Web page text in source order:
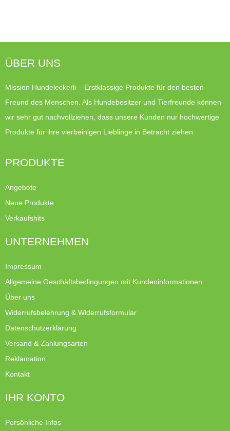
ÜBER UNS
Mission Hundeleckerli – Erstklassige Produkte für den besten
Freund des Menschen. Als Hundebesitzer und Tierfreunde können
wir sehr gut nachvollziehen, dass unsere Kunden nur hochwertige
Produkte für ihre vierbeinigen Lieblinge in Betracht ziehen.
PRODUKTE
Angebote
Neue Produkte
Verkaufshits
UNTERNEHMEN
Impressum
Allgemeine Geschäftsbedingungen mit Kundeninformationen
Über uns
Widerrufsbelehrung & Widerrufsformular
Datenschutzerklärung
Versand & Zahlungsarten
Reklamation
Kontakt
IHR KONTO
Persönliche Infos